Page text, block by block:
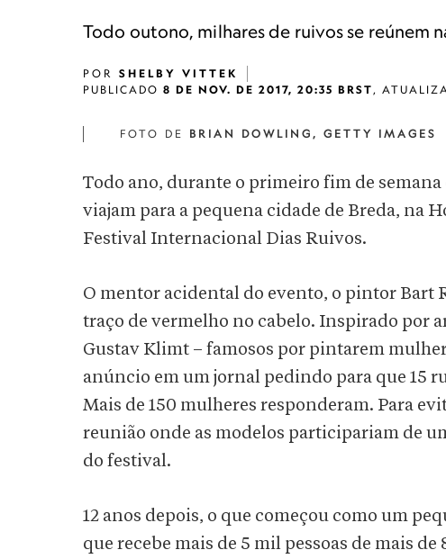
Todo outono, milhares de ruivos se reúnem
POR SHELBY VITTEK
PUBLICADO 8 DE NOV. DE 2017, 20:35 BRST,
FOTO DE BRIAN DOWLING, GETTY IMAGES
Todo ano, durante o primeiro fim de
viajam para a pequena cidade de Breda, na
Festival Internacional Dias Ruivos.
O mentor acidental do evento, o pintor Bart
traço de vermelho no cabelo. Inspirado por
Gustav Klimt – famosos por pintarem
anúncio em um jornal pedindo para que 15
Mais de 150 mulheres responderam. Para
reunião onde as modelos participariam de
do festival.
12 anos depois, o que começou como um
que recebe mais de 5 mil pessoas de mais